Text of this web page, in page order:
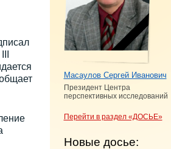
Масаулов Сергей Иванович
Президент Центра
перспективных исследований
Перейти в раздел «ДОСЬЕ»
Новые досье: